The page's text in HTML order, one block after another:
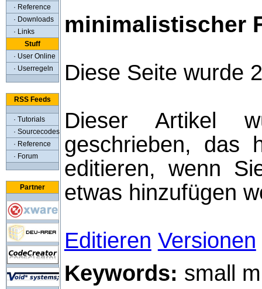
· Reference
· Downloads
· Links
Stuff
· User Online
· Userregeln
RSS Feeds
· Tutorials
· Sourcecodes
· Reference
· Forum
Partner
minimalistischer
Diese Seite wurde
Dieser Artikel
geschrieben, das
editieren, wenn
etwas hinzufügen
Editieren Versionen
Keywords: small